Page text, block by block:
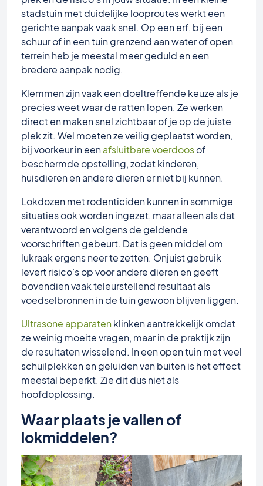
stadstuin met duidelijke looproutes werkt een
gerichte aanpak vaak snel. Op een erf, bij een
schuur of in een tuin grenzend aan water of open
terrein heb je meestal meer geduld en een
bredere aanpak nodig.
Klemmen zijn vaak een doeltreffende keuze als je
precies weet waar de ratten lopen. Ze werken
direct en maken snel zichtbaar of je op de juiste
plek zit. Wel moeten ze veilig geplaatst worden,
bij voorkeur in eenafsluitbare voerdoosof
beschermde opstelling, zodat kinderen,
huisdieren en andere dieren er niet bij kunnen.
Lokdozen met rodenticiden kunnen in sommige
situaties ook worden ingezet, maar alleen als dat
verantwoord en volgens de geldende
voorschriften gebeurt. Dat is geen middel om
lukraak ergens neer te zetten. Onjuist gebruik
levert risico’s op voor andere dieren en geeft
bovendien vaak teleurstellend resultaat als
voedselbronnen in de tuin gewoon blijven liggen.
Ultrasone apparatenklinken aantrekkelijk omdat
ze weinig moeite vragen, maar in de praktijk zijn
de resultaten wisselend. In een open tuin met veel
schuilplekken en geluiden van buiten is het effect
meestal beperkt. Zie dit dus niet als
hoofdoplossing.
Waar plaats je vallen of
lokmiddelen?